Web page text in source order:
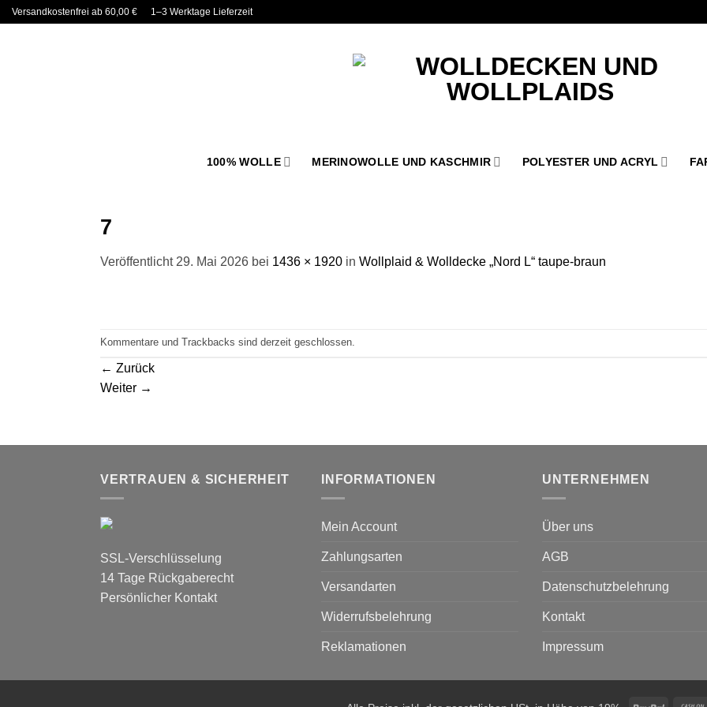
ZumVersandkostenfrei ab 60,00 € 1–3 Werktage Lieferzeit
100% WOLLE MERINOWOLLE UND KASCHMIR POLYESTER UND ACRYL
7
Veröffentlicht 29. Mai 2026 bei 1436 × 1920 in Wollplaid & Wolldecke „Nord L“ taupe-braun
Kommentare und Trackbacks sind derzeit geschlossen.
← Zurück
Weiter →
VERTRAUEN & SICHERHEIT
SSL-Verschlüsselung
14 Tage Rückgaberecht
Persönlicher Kontakt
INFORMATIONEN
Mein Account
Zahlungsarten
Versandarten
Widerrufsbelehrung
Reklamationen
UNTERNEHMEN
Über uns
AGB
Datenschutzbelehrung
Kontakt
Impressum